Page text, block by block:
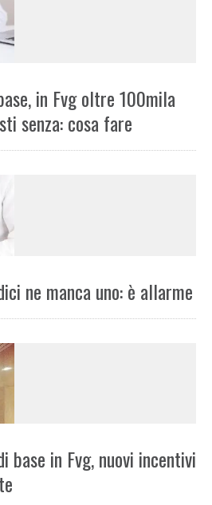
in Fvg oltre 100mila
senza: cosa fare
ne manca uno: è allarme
base in Fvg, nuovi incentivi